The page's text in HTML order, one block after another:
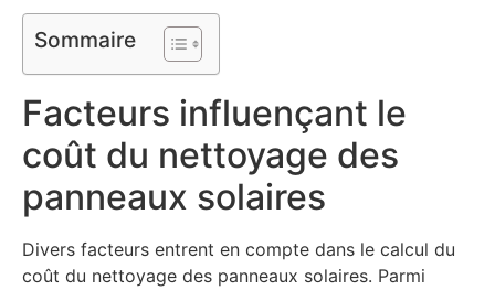
Sommaire
Facteurs influençant le
coût du nettoyage des
panneaux solaires
Divers facteurs entrent en compte dans le calcul du
coût du nettoyage des panneaux solaires. Parmi